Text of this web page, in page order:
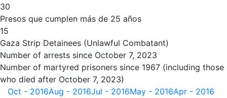
30
Presos que cumplen más de 25 años
15
Gaza Strip Detainees (Unlawful Combatant)
Number of arrests since October 7, 2023
Number of martyred prisoners since 1967 (including those
who died after October 7, 2023)
Oct - 2016Aug - 2016Jul - 2016May - 2016Apr - 2016